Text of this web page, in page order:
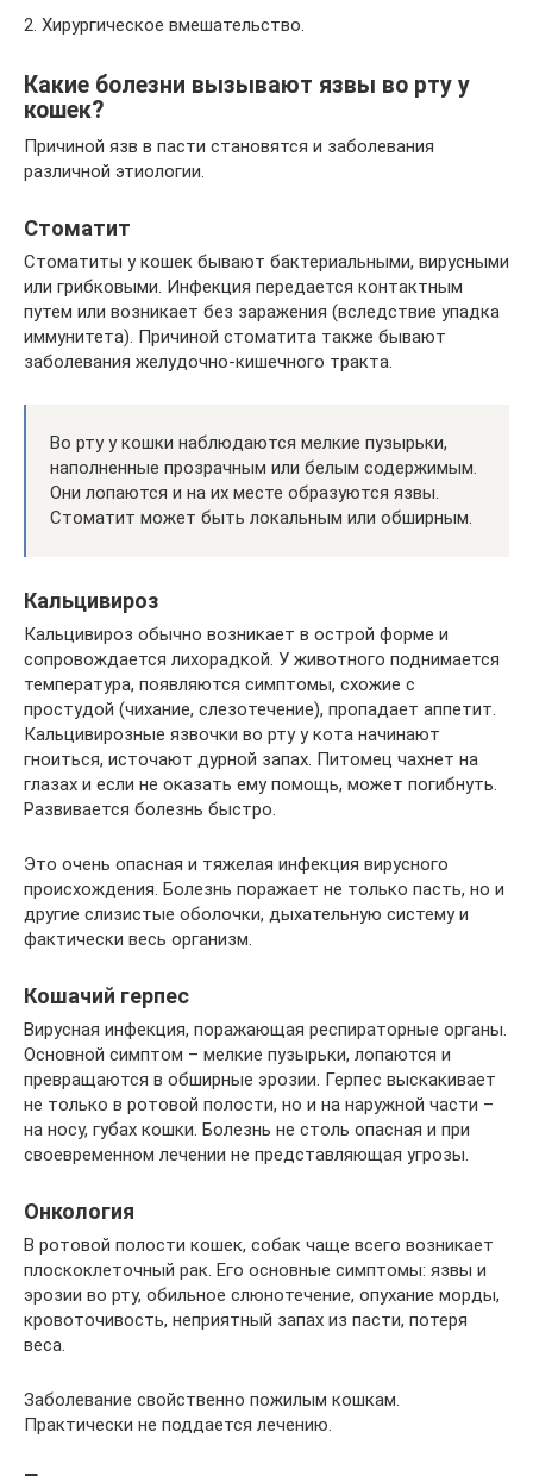
2. Хирургическое вмешательство.
Какие болезни вызывают язвы во рту у
кошек?
Причиной язв в пасти становятся и заболевания
различной этиологии.
Стоматит
Стоматиты у кошек бывают бактериальными, вирусными
или грибковыми. Инфекция передается контактным
путем или возникает без заражения (вследствие упадка
иммунитета). Причиной стоматита также бывают
заболевания желудочно-кишечного тракта.
Во рту у кошки наблюдаются мелкие пузырьки,
наполненные прозрачным или белым содержимым.
Они лопаются и на их месте образуются язвы.
Стоматит может быть локальным или обширным.
Кальцивироз
Кальцивироз обычно возникает в острой форме и
сопровождается лихорадкой. У животного поднимается
температура, появляются симптомы, схожие с
простудой (чихание, слезотечение), пропадает аппетит.
Кальцивирозные язвочки во рту у кота начинают
гноиться, источают дурной запах. Питомец чахнет на
глазах и если не оказать ему помощь, может погибнуть.
Развивается болезнь быстро.
Это очень опасная и тяжелая инфекция вирусного
происхождения. Болезнь поражает не только пасть, но и
другие слизистые оболочки, дыхательную систему и
фактически весь организм.
Кошачий герпес
Вирусная инфекция, поражающая респираторные органы.
Основной симптом – мелкие пузырьки, лопаются и
превращаются в обширные эрозии. Герпес выскакивает
не только в ротовой полости, но и на наружной части –
на носу, губах кошки. Болезнь не столь опасная и при
своевременном лечении не представляющая угрозы.
Онкология
В ротовой полости кошек, собак чаще всего возникает
плоскоклеточный рак. Его основные симптомы: язвы и
эрозии во рту, обильное слюнотечение, опухание морды,
кровоточивость, неприятный запах из пасти, потеря
веса.
Заболевание свойственно пожилым кошкам.
Практически не поддается лечению.